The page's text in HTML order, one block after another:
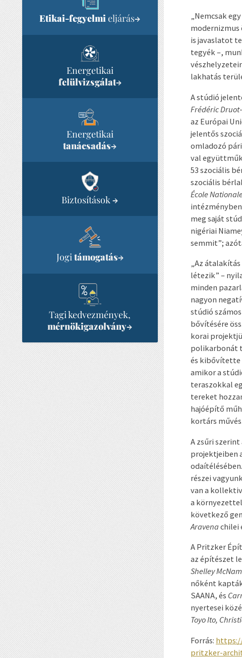
Etikai-fegyelmieljárás→
Energetikai
felülvizsgálat→
Energetikai
tanácsadás→
Biztosítások→
Jogitámogatás→
Tagi kedvezmények,
mérnökigazolvány→
„Nemcsak
is javaslatot
tegyék –,
lakhatás
A stúdió
Frédéric Druot
az Európai
jelentős
omladozó
val
53 szociális
szociális
École
meg saját
nigériai
semmit”;
„Az
létezik” –
minden
nagyon
stúdió
bővítésére
korai
polikarbonát
és kibővítette
amikor a
teraszokkal
tereket
hajóépítő
kortárs
A zsűri szerint
projektjeiben
részei
van a
a
következő
Aravenachilei
A Pritzker
az építészet
Shelley
nőként
SAANA, és
nyertesei
Toyo Ito,
Forrás:
pritzker-